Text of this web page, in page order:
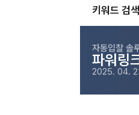
키워드 검
자동입찰 솔
파워링
2025. 04.